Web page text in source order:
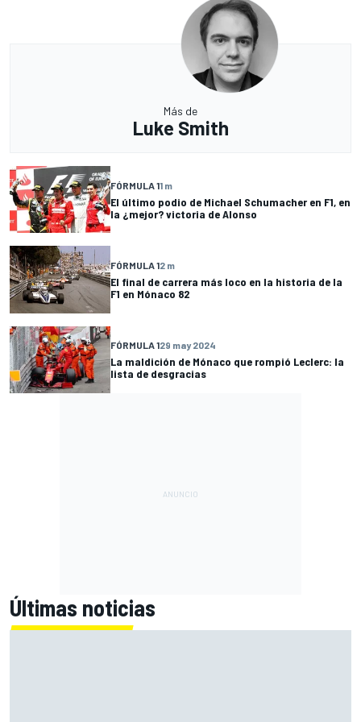
Más de
Luke Smith
FÓRMULA 11 m
El último podio de Michael Schumacher en F1, en
la ¿mejor? victoria de Alonso
FÓRMULA 12 m
El final de carrera más loco en la historia de la
F1 en Mónaco 82
FÓRMULA 129 may 2024
La maldición de Mónaco que rompió Leclerc: la
lista de desgracias
Últimas noticias